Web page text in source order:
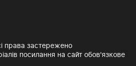
застережено
посилання на сайт обов'язкове